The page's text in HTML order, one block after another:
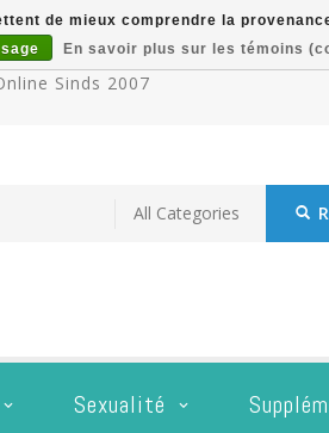
Sinds 2007
Sexualité
de mieux comprendre la
En savoir plus sur les témoins